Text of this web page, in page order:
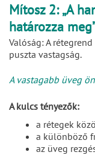
Mítosz 2: „A
határozza
Valóság: A
puszta vastagság.
A vastagabb üveg
A kulcs tényezők:
a rétegek
a különböző
az üveg